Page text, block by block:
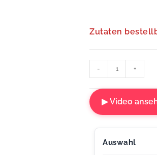
Zutaten
- +
▶ Video
Auswahl